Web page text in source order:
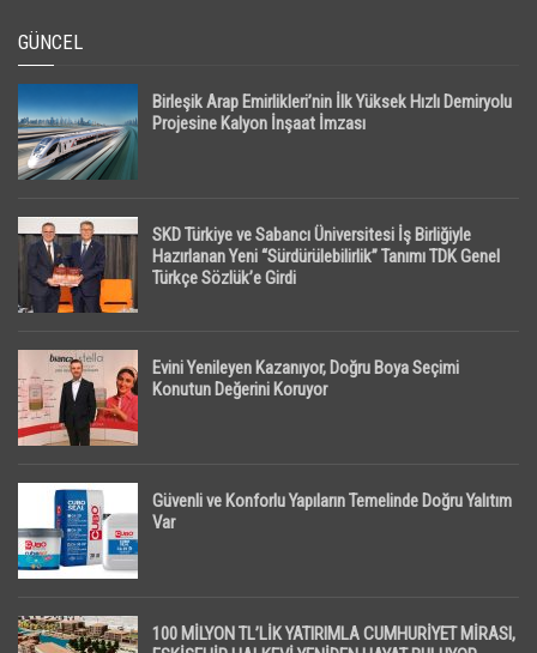
GÜNCEL
Birleşik Arap Emirlikleri’nin İlk Yüksek Hızlı Demiryolu
Projesine Kalyon İnşaat İmzası
SKD Türkiye ve Sabancı Üniversitesi İş Birliğiyle
Hazırlanan Yeni “Sürdürülebilirlik” Tanımı TDK Genel
Türkçe Sözlük’e Girdi
Evini Yenileyen Kazanıyor, Doğru Boya Seçimi
Konutun Değerini Koruyor
Güvenli ve Konforlu Yapıların Temelinde Doğru Yalıtım
Var
100 MİLYON TL’LİK YATIRIMLA CUMHURİYET MİRASI,